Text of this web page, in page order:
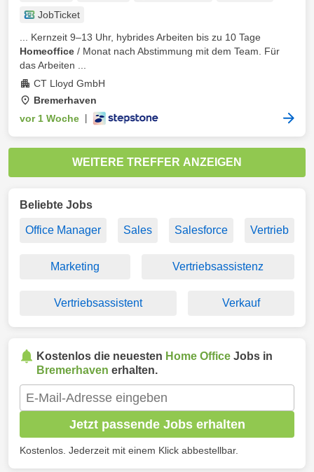
JobTicket
... Kernzeit 9–13 Uhr, hybrides Arbeiten bis zu 10 Tage
Homeoffice / Monat nach Abstimmung mit dem Team. Für
das Arbeiten ...
CT Lloyd GmbH
Bremerhaven
vor 1 Woche
WEITERE TREFFER ANZEIGEN
Beliebte Jobs
Office Manager Sales Salesforce Vertrieb
Marketing Vertriebsassistenz
Vertriebsassistent Verkauf
Kostenlos die neuesten Home Office Jobs in
Bremerhaven erhalten.
Jetzt passende Jobs erhalten
Kostenlos. Jederzeit mit einem Klick abbestellbar.